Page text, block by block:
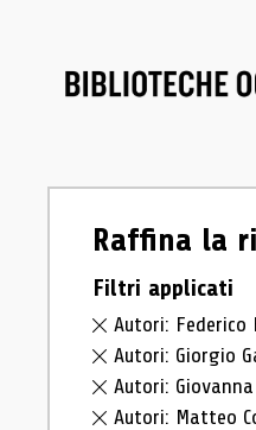
Raffina la
Filtri applicati
Autori: Federico
Autori: Giorgio
Autori:
Autori: Matteo